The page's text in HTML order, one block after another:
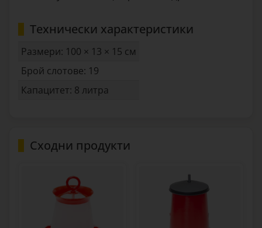
Технически характеристики
Размери: 100 × 13 × 15 см
Брой слотове: 19
Капацитет: 8 литра
Сходни продукти